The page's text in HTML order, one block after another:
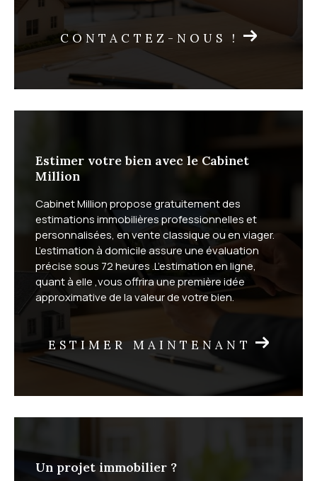
CONTACTEZ-NOUS !
Estimer votre bien avec le Cabinet
Million
Cabinet Million propose gratuitement des
estimations immobilières professionnelles et
personnalisées, en vente classique ou en viager.
L’estimation à domicile assure une évaluation
précise sous 72 heures .L’estimation en ligne,
quant à elle ,vous offrira une première idée
approximative de la valeur de votre bien.
ESTIMER MAINTENANT
Un projet immobilier ?